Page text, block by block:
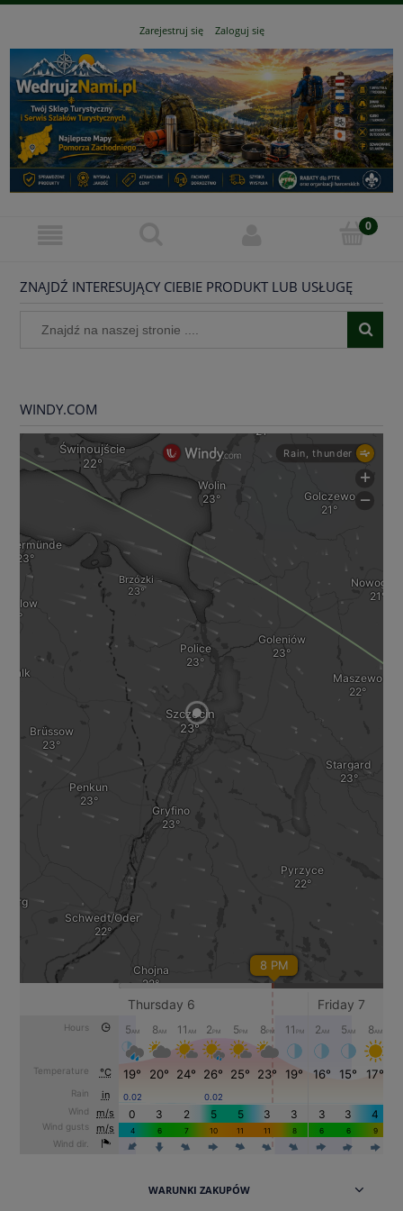
Zarejestruj się Zaloguj się
ZNAJDŹ INTERESUJĄCY CIEBIE PRODUKT LUB USŁUGĘ
WINDY.COM
WARUNKI ZAKUPÓW